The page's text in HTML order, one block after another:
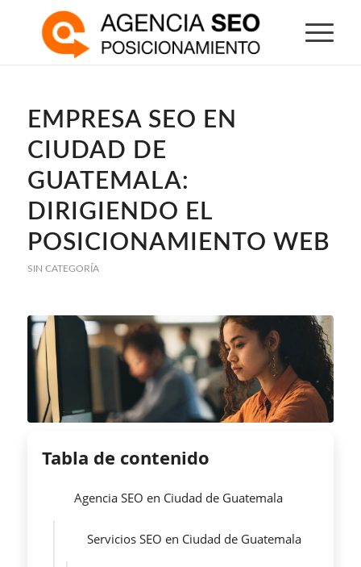
EMPRESA SEO EN
CIUDAD DE
GUATEMALA:
DIRIGIENDO EL
POSICIONAMIENTO WEB
SIN CATEGORÍA
Tabla de contenido
Agencia SEO en Ciudad de Guatemala
Servicios SEO en Ciudad de Guatemala